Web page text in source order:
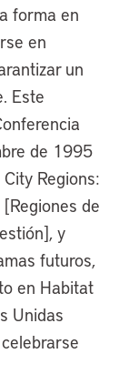
forma en
en
un
Este
de 1995
Regions:
de
y
futuros,
en Habitat
Unidas